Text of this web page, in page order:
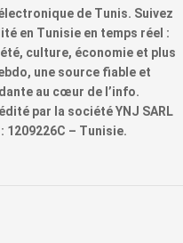
de Tunis. Suivez
en Tunisie en temps réel :
culture, économie et plus
une source fiable et
au cœur de l’info.
par la société YNJ SARL
: 1209226C – Tunisie.